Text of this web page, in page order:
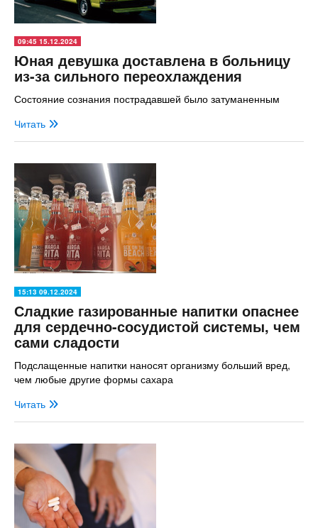
09:45 15.12.2024
Юная девушка доставлена в больницу
из-за сильного переохлаждения
Состояние сознания пострадавшей было затуманенным
Читать
15:13 09.12.2024
Сладкие газированные напитки опаснее
для сердечно-сосудистой системы, чем
сами сладости
Подслащенные напитки наносят организму больший вред,
чем любые другие формы сахара
Читать